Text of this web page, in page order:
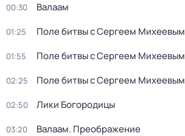
00:30 Валаам
01:25 Поле битвы с Сергеем Михеевым
01:55 Поле битвы с Сергеем Михеевым
02:25 Поле битвы с Сергеем Михеевым
02:50 Лики Богородицы
03:20 Валаам. Преображение